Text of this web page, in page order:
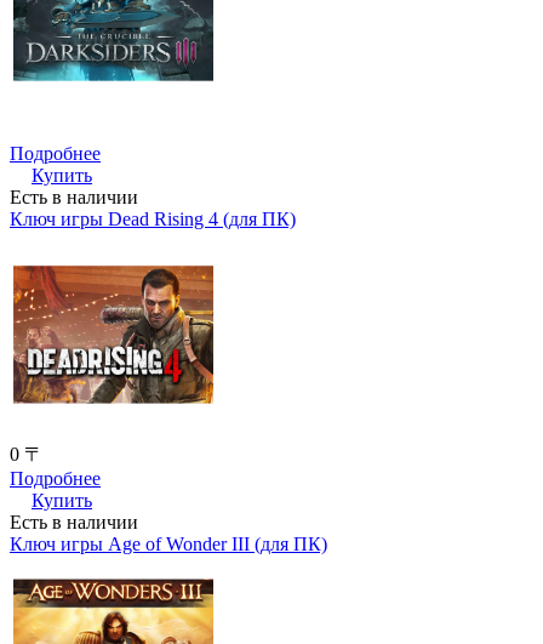
Подробнее
Купить
Есть в наличии
Ключ игры Dead Rising 4 (для ПК)
0 〒
Подробнее
Купить
Есть в наличии
Ключ игры Age of Wonder III (для ПК)